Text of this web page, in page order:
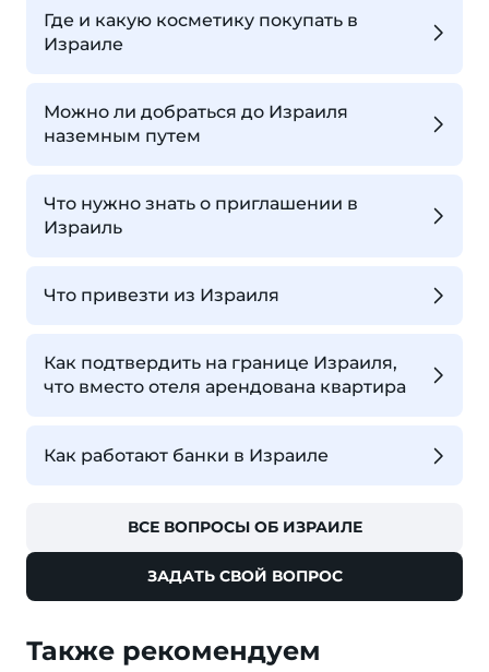
Где и какую косметику покупать в
Израиле
Можно ли добраться до Израиля
наземным путем
Что нужно знать о приглашении в
Израиль
Что привезти из Израиля
Как подтвердить на границе Израиля,
что вместо отеля арендована квартира
Как работают банки в Израиле
ВСЕ ВОПРОСЫ ОБ ИЗРАИЛЕ
ЗАДАТЬ СВОЙ ВОПРОС
Также рекомендуем